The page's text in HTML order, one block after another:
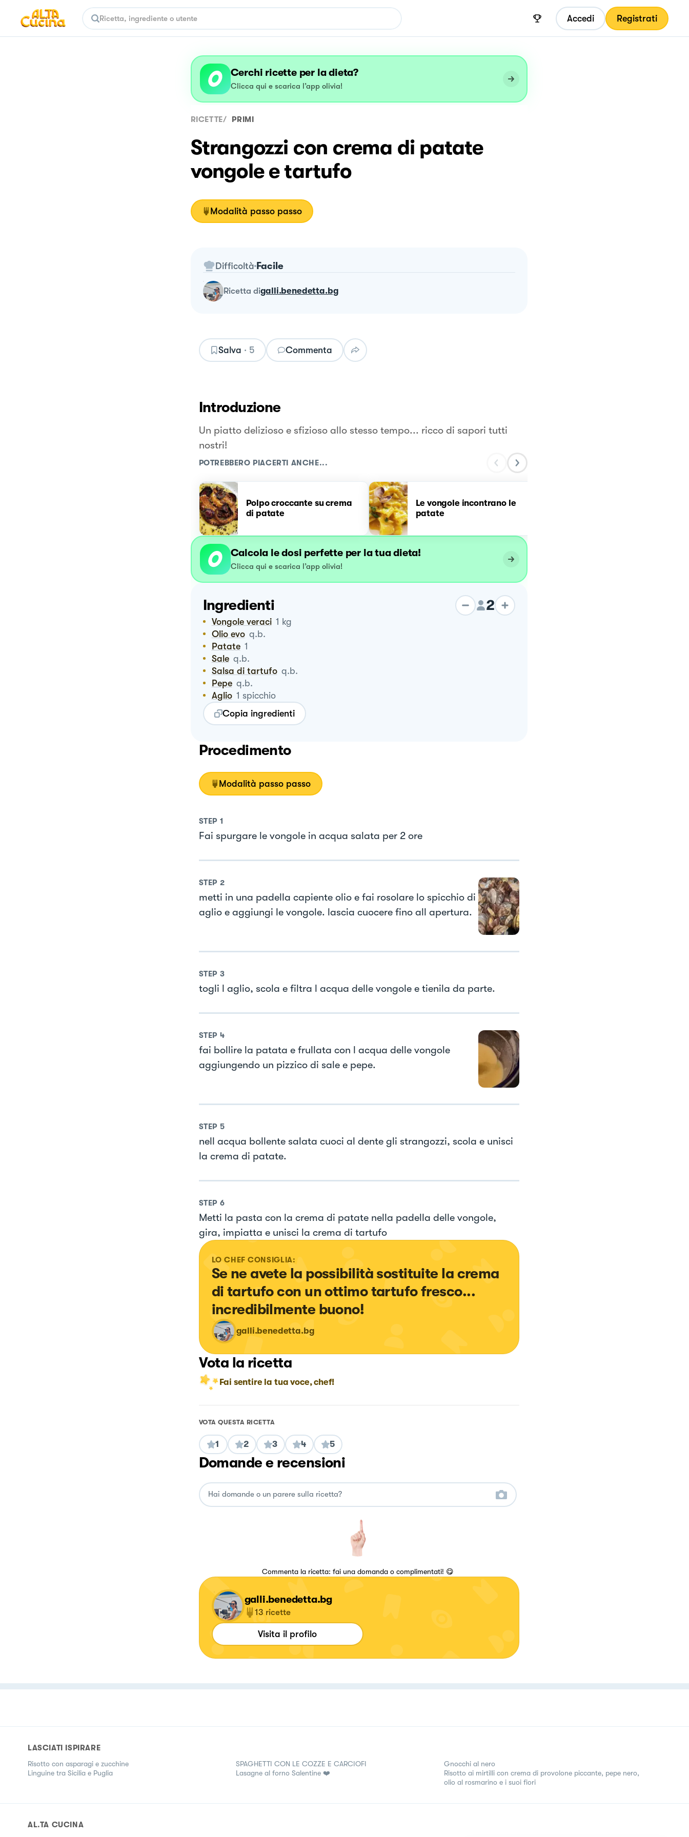
Accedi Registrati
Cerchi ricette per la dieta?
Clicca qui e scarica l’app olivia!
RICETTE/ PRIMI
Strangozzi con crema di patate
vongole e tartufo
Modalità passo passo
Difficoltà Facile
ricetta digalli.benedetta.bg
Salva · 5 Commenta
Introduzione
Un piatto delizioso e sfizioso allo stesso tempo... ricco di sapori tutti
nostri!
POTREBBERO PIACERTI ANCHE...
Polpo croccante su crema
di patate
Le vongole incontrano le
patate
Calcola le dosi perfette per la tua dieta!
Clicca qui e scarica l’app olivia!
Ingredienti 2
Vongole veraci 1 kg
Olio evo q.b.
Patate 1
Sale q.b.
Salsa di tartufo q.b.
Pepe q.b.
Aglio 1 spicchio
Copia ingredienti
Procedimento
Modalità passo passo
STEP 1
Fai spurgare le vongole in acqua salata per 2 ore
STEP 2
metti in una padella capiente olio e fai rosolare lo spicchio di
aglio e aggiungi le vongole. lascia cuocere fino all apertura.
STEP 3
togli l aglio, scola e filtra l acqua delle vongole e tienila da parte.
STEP 4
fai bollire la patata e frullata con l acqua delle vongole
aggiungendo un pizzico di sale e pepe.
STEP 5
nell acqua bollente salata cuoci al dente gli strangozzi, scola e unisci
la crema di patate.
STEP 6
Metti la pasta con la crema di patate nella padella delle vongole,
gira, impiatta e unisci la crema di tartufo
LO CHEF CONSIGLIA:
Se ne avete la possibilità sostituite la crema
di tartufo con un ottimo tartufo fresco...
incredibilmente buono!
galli.benedetta.bg
Vota la ricetta
Fai sentire la tua voce, chef!
VOTA QUESTA RICETTA
1 2 3 4 5
Domande e recensioni
Commenta la ricetta: fai una domanda o complimentati! 😋
galli.benedetta.bg
13 ricette
Visita il profilo
LASCIATI ISPIRARE
Risotto con asparagi e zucchine
Linguine tra Sicilia e Puglia
SPAGHETTI CON LE COZZE E CARCIOFI
Lasagne al forno Salentine ❤️
Gnocchi al nero
Risotto ai mirtilli con crema di provolone piccante, pepe nero,
olio al rosmarino e i suoi fiori
AL.TA CUCINA